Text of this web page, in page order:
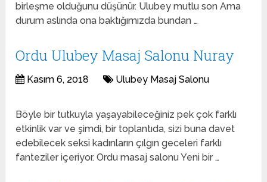
birleşme olduğunu düşünür. Ulubey mutlu son Ama
durum aslında ona baktığımızda bundan …
Ordu Ulubey Masaj Salonu Nuray
Kasım 6, 2018 Ulubey Masaj Salonu
Böyle bir tutkuyla yaşayabileceğiniz pek çok farklı
etkinlik var ve şimdi, bir toplantıda, sizi buna davet
edebilecek seksi kadınların çılgın geceleri farklı
fanteziler içeriyor. Ordu masaj salonu Yeni bir …